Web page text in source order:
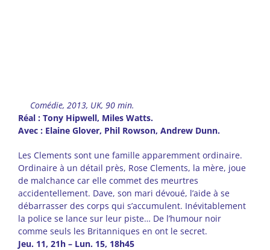
Comédie, 2013, UK, 90 min.
Réal : Tony Hipwell, Miles Watts.
Avec : Elaine Glover, Phil Rowson, Andrew Dunn.
Les Clements sont une famille apparemment ordinaire.
Ordinaire à un détail près, Rose Clements, la mère, joue
de malchance car elle commet des meurtres
accidentellement. Dave, son mari dévoué, l’aide à se
débarrasser des corps qui s’accumulent. Inévitablement
la police se lance sur leur piste… De l’humour noir
comme seuls les Britanniques en ont le secret.
Jeu. 11, 21h – Lun. 15, 18h45